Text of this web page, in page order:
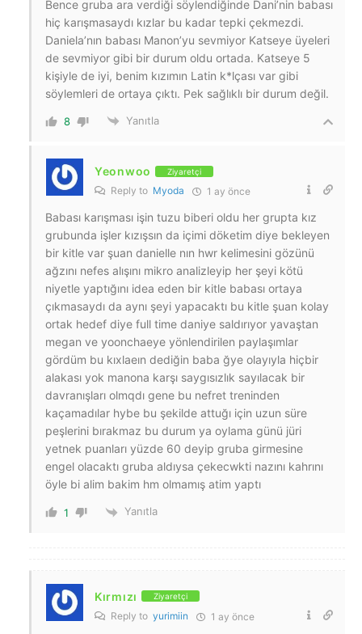
Bence gruba ara verdiği söylendiğinde Dani’nin babası
hiç karışmasaydı kızlar bu kadar tepki çekmezdi.
Daniela’nın babası Manon’yu sevmiyor Katseye üyeleri
de sevmiyor gibi bir durum oldu ortada. Katseye 5
kişiyle de iyi, benim kızımın Latin k*lçası var gibi
söylemleri de ortaya çıktı. Pek sağlıklı bir durum değil.
8 Yanıtla
Yeonwoo Ziyaretçi
Reply to Myoda 1 ay önce
Babası karışması işin tuzu biberi oldu her grupta kız
grubunda işler kızışsın da içimi döketim diye bekleyen
bir kitle var şuan danielle nın hwr kelimesini gözünü
ağzını nefes alışını mikro analizleyip her şeyi kötü
niyetle yaptığını idea eden bir kitle babası ortaya
çıkmasaydı da aynı şeyi yapacaktı bu kitle şuan kolay
ortak hedef diye full time daniye saldırıyor yavaştan
megan ve yoonchaeye yönlendirilen paylaşımlar
gördüm bu kıxlaeın dediğin baba ğye olayıyla hiçbir
alakası yok manona karşı saygısızlık sayılacak bir
davranışları olmqdı gene bu nefret treninden
kaçamadılar hybe bu şekilde attuğı için uzun süre
peşlerini bırakmaz bu durum ya oylama günü jüri
yetnek puanları yüzde 60 deyip gruba girmesine
engel olacaktı gruba aldıysa çekecwkti nazını kahrını
öyle bi alim bakim hm olmamış atim yaptı
1 Yanıtla
Kırmızı Ziyaretçi
Reply to yurimiin 1 ay önce